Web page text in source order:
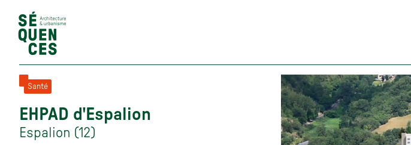
EHPAD d'Espalion
Espalion (12)
Santé